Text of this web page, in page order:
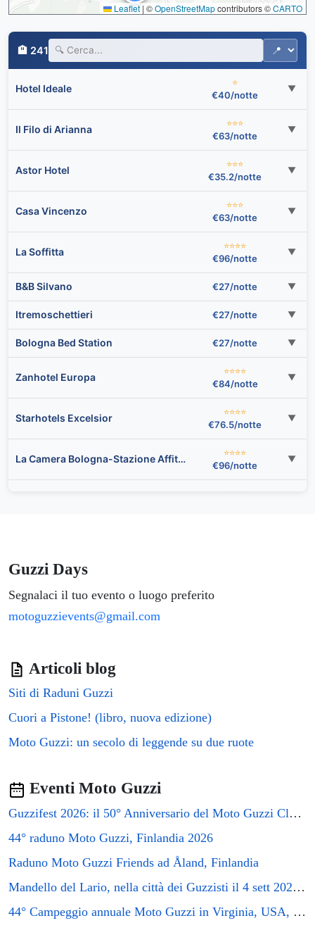
Leaflet | ©OpenStreetMapcontributors ©CARTO
🏨 241
Hotel Ideale
⭐
€40/notte
▼
Il Filo di Arianna
⭐⭐⭐
€63/notte
▼
Astor Hotel
⭐⭐⭐
€35.2/notte
▼
Casa Vincenzo
⭐⭐⭐
€63/notte
▼
La Soffitta
⭐⭐⭐⭐
€96/notte
▼
B&B Silvano €27/notte ▼
Itremoschettieri €27/notte ▼
Bologna Bed Station €27/notte ▼
Zanhotel Europa
⭐⭐⭐⭐
€84/notte
▼
Starhotels Excelsior
⭐⭐⭐⭐
€76.5/notte
▼
La Camera Bologna-Stazione Affittaly Rooms
⭐⭐⭐⭐
€96/notte
▼
⭐⭐⭐
Les Chambres de Amelie B&B
GetTheKey Boldrini Lofts
Maglo Station
€63/notte
Residence Cairoli 9 by Studio Vita
⭐⭐⭐⭐
€96/notte
▼
€96/notte
Affitta Camere DormiRe Bologna
⭐⭐⭐⭐
Guzzi Days
Segnalaci il tuo evento o luogo preferito
motoguzzievents@gmail.com
Articoli blog
Siti di Raduni Guzzi
Cuori a Pistone! (libro, nuova edizione)
Moto Guzzi: un secolo di leggende su due ruote
Eventi Moto Guzzi
Guzzifest 2026: il 50° Anniversario del Moto Guzzi Club GB
44° raduno Moto Guzzi, Finlandia 2026
Raduno Moto Guzzi Friends ad Åland, Finlandia
Mandello del Lario, nella città dei Guzzisti il 4 sett 2026 si terrà il raduno GMG2026
44° Campeggio annuale Moto Guzzi in Virginia, USA, 2026